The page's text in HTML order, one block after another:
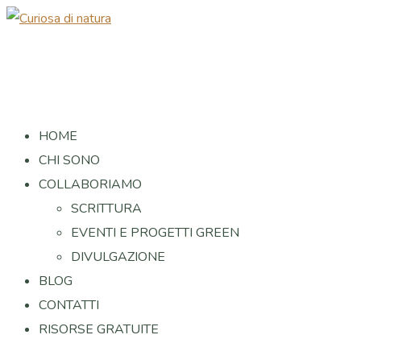
HOME
CHI SONO
COLLABORIAMO
SCRITTURA
EVENTI E PROGETTI GREEN
DIVULGAZIONE
BLOG
CONTATTI
RISORSE GRATUITE